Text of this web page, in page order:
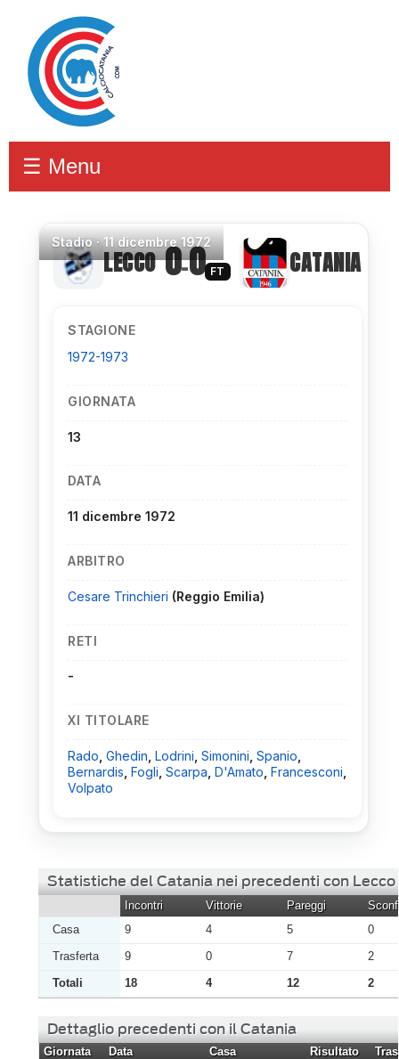
☰ Menu
Stadio·11 dicembre 1972
LECCO 0–0 FT CATANIA
STAGIONE
1972-1973
GIORNATA
13
DATA
11 dicembre 1972
ARBITRO
Cesare Trinchieri (Reggio Emilia)
RETI
-
XI TITOLARE
Rado Ghedin Lodrini Simonini Spanio
Bernardis Fogli Scarpa D'Amato Francesconi
Volpato
Statistiche del Catania nei precedenti con Lecco
Incontri Vittorie Pareggi
Casa
9 4 5
0
Trasferta
9 0 7
2
Totali
18 4 12 2
Dettaglio precedenti con il Catania
Giornata Data Casa Risultato